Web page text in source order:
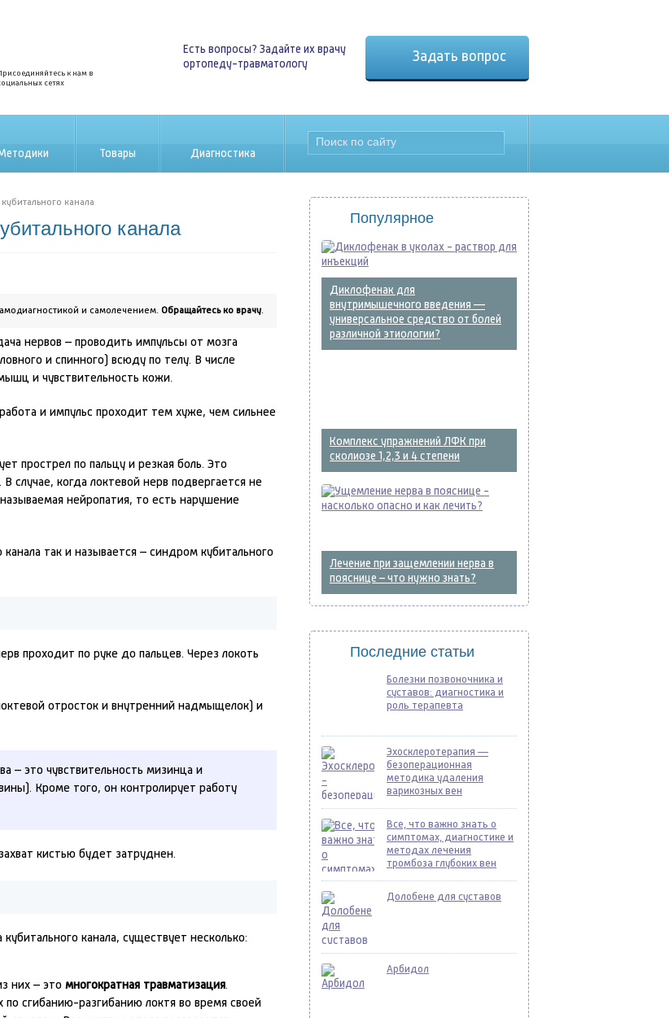
к нам в
сетях
Есть вопросы? Задайте их врачу
ортопеду-травматологу
Задать вопрос
Товары Диагностика
канала
канала
и самолечением. Обращайтесь ко врачу.
нервов – проводить импульсы от мозга
и спинного) всюду по телу. В числе
и чувствительность кожи.
и импульс проходит тем хуже, чем сильнее
прострел по пальцу и резкая боль. Это
случае, когда локтевой нерв подвергается не
нейропатия, то есть нарушение
так и называется – синдром кубитального
проходит по руке до пальцев. Через локоть
отросток и внутренний надмыщелок) и
– это чувствительность мизинца и
Кроме того, он контролирует работу
кистью будет затруднен.
канала, существует несколько:
них – это многократная травматизация.
сгибанию-разгибанию локтя во время своей
Популярное
Диклофенак для
внутримышечного введения —
универсальное средство от болей
различной этиологии?
Комплекс упражнений ЛФК при
сколиозе 1,2,3 и 4 степени
Лечение при защемлении нерва в
пояснице – что нужно знать?
Последние статьи
Болезни позвоночника и
суставов: диагностика и
роль терапевта
Эхосклеротерапия —
безоперационная
методика удаления
варикозных вен
Все, что важно знать о
симптомах, диагностике и
методах лечения
тромбоза глубоких вен
Долобене для суставов
Арбидол